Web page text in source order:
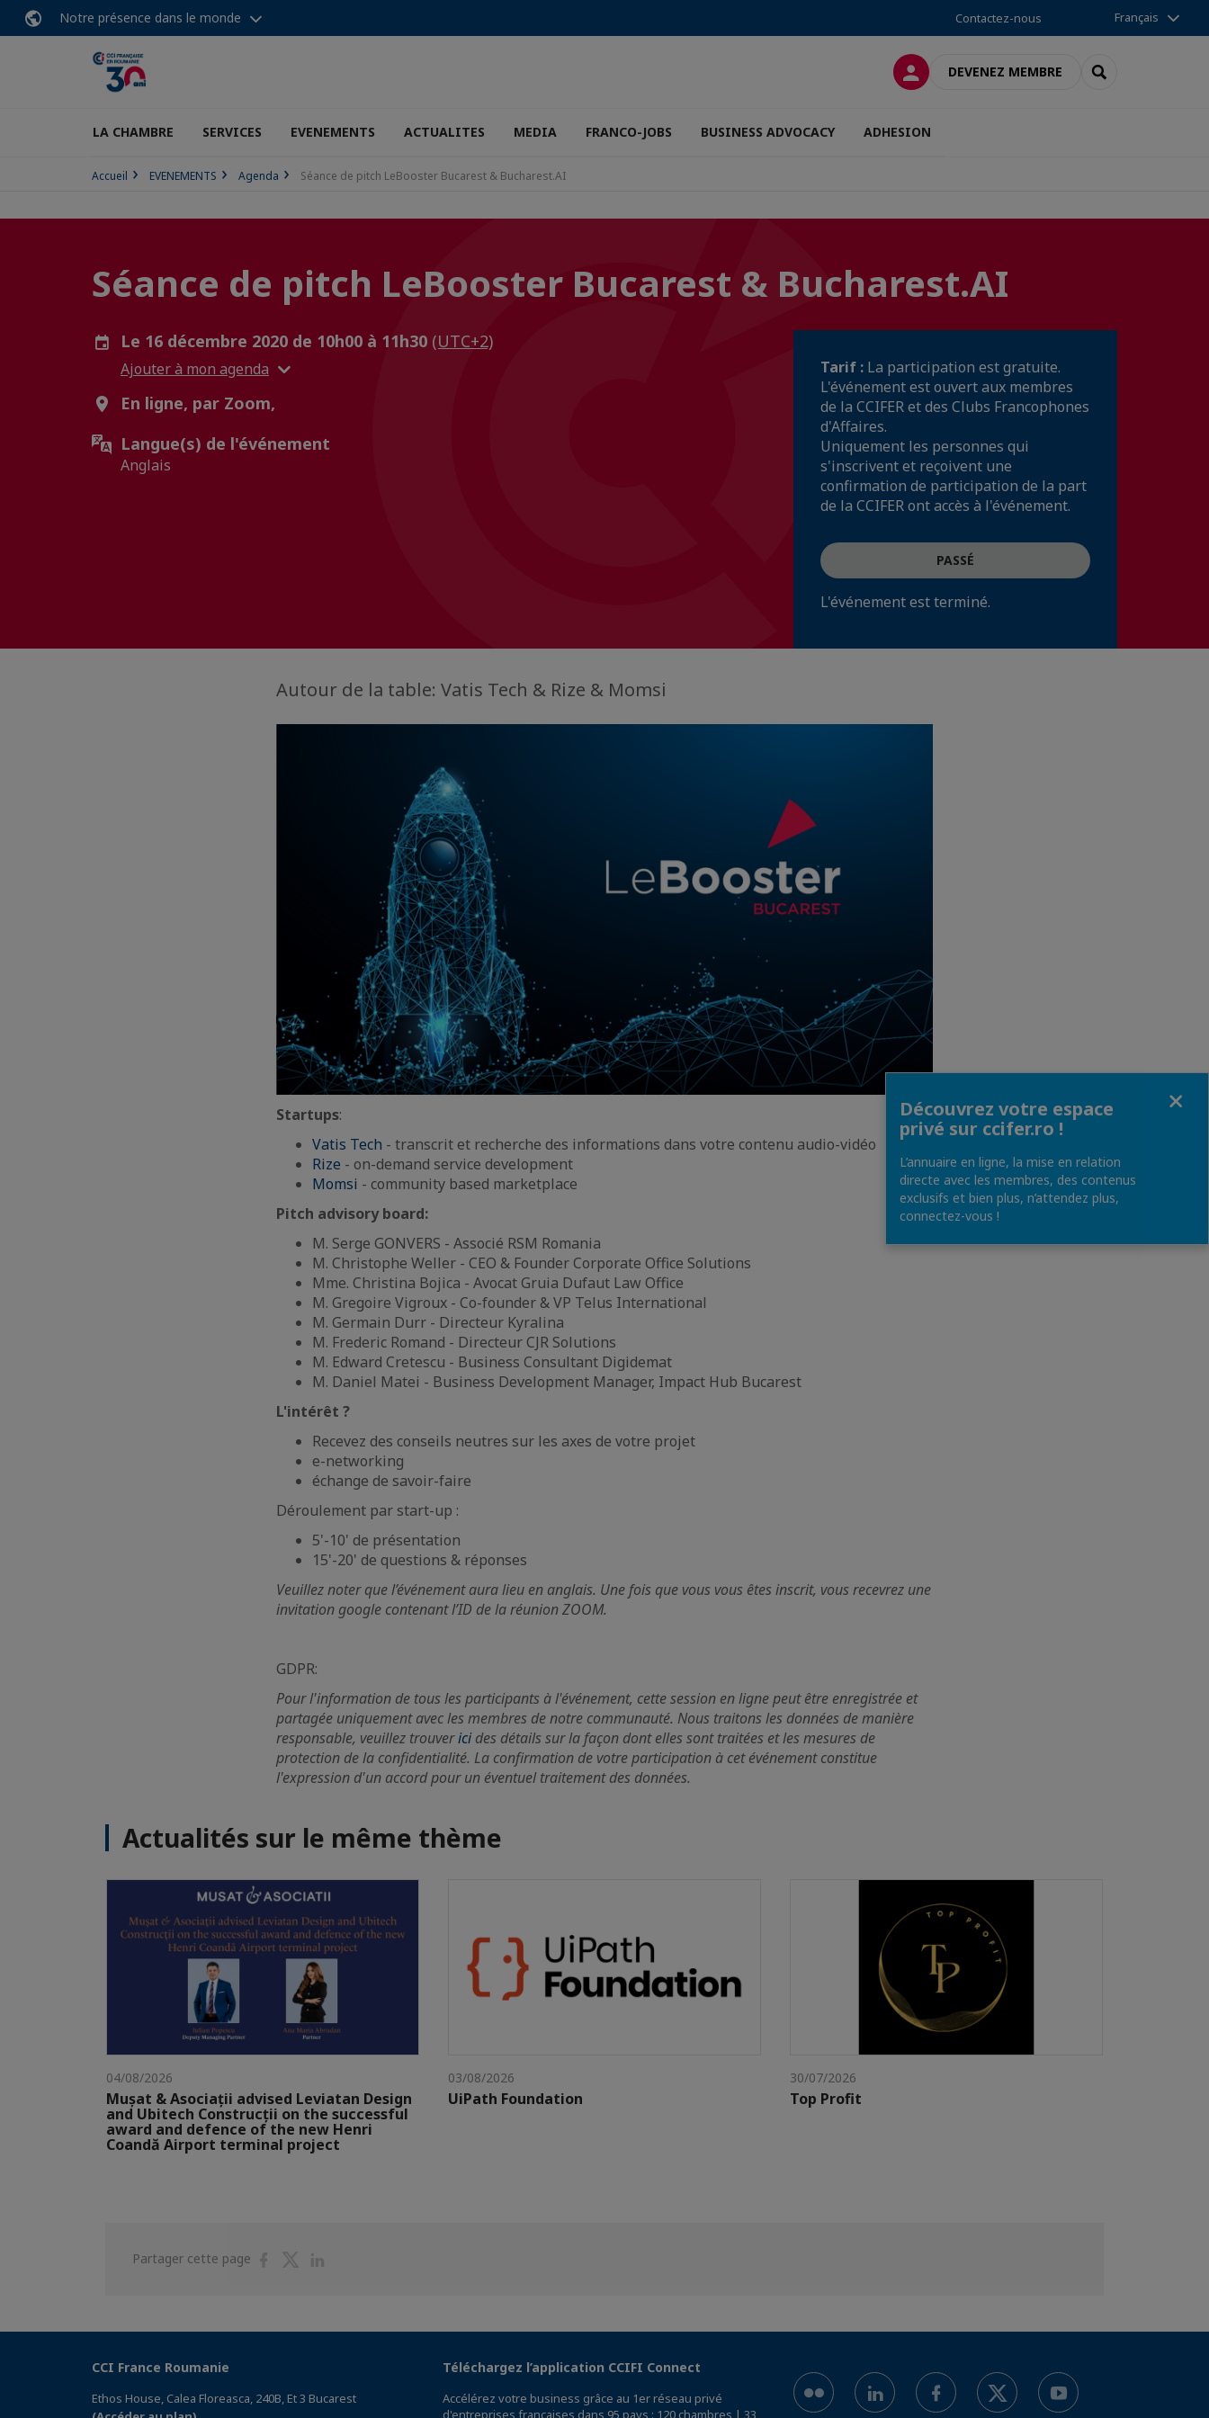
Notre présence dans le monde Contactez-nous Français
CONNEXIONDEVENEZ MEMBRE RECHERCHER
LA CHAMBRE SERVICES EVENEMENTS ACTUALITES MEDIA FRANCO-JOBS BUSINESS ADVOCACY ADHESION
Accueil EVENEMENTS Agenda Séance de pitch LeBooster Bucarest & Bucharest.AI
Séance de pitch LeBooster Bucarest & Bucharest.AI
Le 16 décembre 2020 de 10h00 à 11h30 (UTC+2)
Ajouter à mon agenda
En ligne, par Zoom,
Langue(s) de l'événement
Anglais
Tarif : La participation est gratuite.
L'événement est ouvert aux membres
de la CCIFER et des Clubs Francophones
d'Affaires.
Uniquement les personnes qui
s'inscrivent et reçoivent une
confirmation de participation de la part
de la CCIFER ont accès à l'événement.
PASSÉ
L'événement est terminé.
Autour de la table: Vatis Tech & Rize & Momsi
Startups:
Vatis Tech - transcrit et recherche des informations dans votre contenu audio-vidéo
Rize - on-demand service development
Momsi - community based marketplace
Pitch advisory board:
M. Serge GONVERS - Associé RSM Romania
M. Christophe Weller - CEO & Founder Corporate Office Solutions
Mme. Christina Bojica - Avocat Gruia Dufaut Law Office
M. Gregoire Vigroux - Co-founder & VP Telus International
M. Germain Durr - Directeur Kyralina
M. Frederic Romand - Directeur CJR Solutions
M. Edward Cretescu - Business Consultant Digidemat
M. Daniel Matei - Business Development Manager, Impact Hub Bucarest
L'intérêt ?
Recevez des conseils neutres sur les axes de votre projet
e-networking
échange de savoir-faire
Déroulement par start-up :
5'-10' de présentation
15'-20' de questions & réponses
Veuillez noter que l’événement aura lieu en anglais. Une fois que vous vous êtes inscrit, vous recevrez une
invitation google contenant l’ID de la réunion ZOOM.
GDPR:
Pour l'information de tous les participants à l'événement, cette session en ligne peut être enregistrée et
partagée uniquement avec les membres de notre communauté. Nous traitons les données de manière
responsable, veuillez trouvericides détails sur la façon dont elles sont traitées et les mesures de
protection de la confidentialité. La confirmation de votre participation à cet événement constitue
l'expression d'un accord pour un éventuel traitement des données.
Actualités sur le même thème
04/08/2026
Mușat & Asociații advised Leviatan Design
and Ubitech Construcții on the successful
award and defence of the new Henri
Coandă Airport terminal project
03/08/2026
UiPath Foundation
30/07/2026
Top Profit
Partager cette page
PartagerPartager
CCI France Roumanie
Ethos House, Calea Floreasca, 240B, Et 3 Bucarest
Téléchargez l’application CCIFI Connect
Accélérez votre business grâce au 1er réseau privé
Découvrez votre espace
privé sur ccifer.ro !
L’annuaire en ligne, la mise en relation
directe avec les membres, des contenus
exclusifs et bien plus, n’attendez plus,
connectez-vous !